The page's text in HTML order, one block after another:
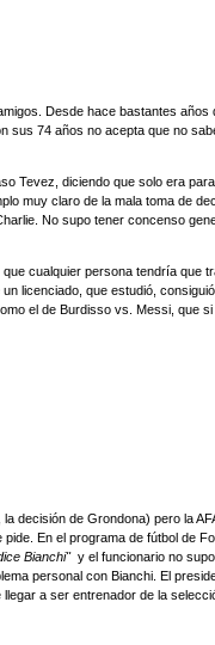
Desde hace bastantes
74 años no acepta que no
Tevez, diciendo que solo era
muy claro de la mala toma de
No supo tener concenso
cualquier persona tendría que
licenciado, que estudió,
el de Burdisso vs. Messi, que
decisión de Grondona) pero la
En el programa de fútbol de
Bianchi"y el funcionario no supo
personal con Bianchi. El
a ser entrenador de la